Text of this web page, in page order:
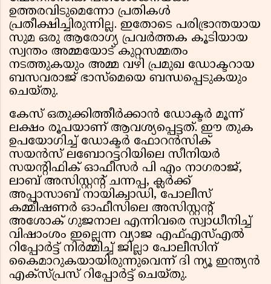
ഉത്തരവിടുമെന്നോ പ്രതികൾ
പ്രതീക്ഷിച്ചിരുന്നില്ല. ഇതോടെ പരിഭ്രാന്തയായ
സുമ ഒരു ആരോഗ്യ പ്രവർത്തക കൂടിയായ
സ്വന്തം അമ്മയോട് കുറ്റസമ്മതം
നടത്തുകയും അമ്മ വഴി പ്രമുഖ ഡോക്ടറായ
ബസവരാജ് ഭാസ്മെയെ ബന്ധപ്പെടുകയും
ചെയ്തു.
കേസ് ഒതുക്കിത്തീർക്കാൻ ഡോക്ടർ മൂന്ന്
ലക്ഷം രൂപയാണ് ആവശ്യപ്പെട്ടത്. ഈ തുക
ഉപയോഗിച്ച് ഡോക്ടർ ഫോറൻസിക്
സയൻസ് ലബോറട്ടറിയിലെ സീനിയർ
സയന്റിഫിക് ഓഫീസർ പി എം നാഗരാജ്,
ലാബ് അസിസ്റ്റന്റ് ചന്നപ്പ, ക്ലർക്ക്
അപ്പാസാബ് നായിക്വാഡി, പോലീസ്
കമ്മീഷണർ ഓഫീസിലെ അസിസ്റ്റന്റ്
അശോക് ഗുജനാല എന്നിവരെ സ്വാധീനിച്ച്
വിഷാംശം ഇല്ലെന്ന വ്യാജ എഫ്എസ്എൽ
റിപ്പോർട്ട് നിർമ്മിച്ച് ജില്ലാ പോലീസിന്
കൈമാറുകയായിരുന്നുവെന്ന് ദി ന്യൂ ഇന്ത്യൻ
എക്സ്പ്രസ് റിപ്പോർട്ട്‌ ചെയ്തു.